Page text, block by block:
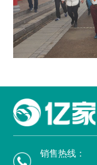
销售热线：